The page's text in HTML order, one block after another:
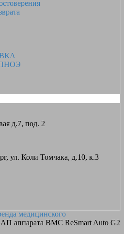
д.7, под. 2
ул. Коли Томчака, д.10, к.3
медицинского
аппарата BMC ReSmart Auto G2